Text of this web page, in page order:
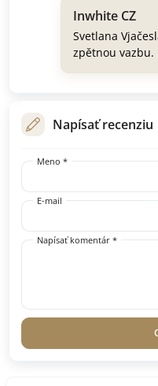
Inwhite CZ
Svetlana
zpětnou vazbu.
Napísať recenziu
Meno *
E-mail
Napísať komentár *